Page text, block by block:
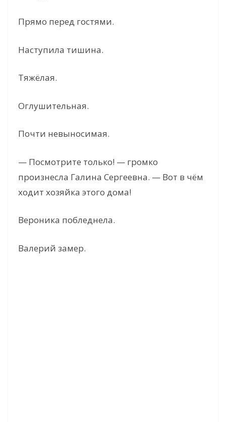
Прямо перед гостями.
Наступила тишина.
Тяжёлая.
Оглушительная.
Почти невыносимая.
— Посмотрите только! — громко
произнесла Галина Сергеевна. — Вот в чём
ходит хозяйка этого дома!
Вероника побледнела.
Валерий замер.